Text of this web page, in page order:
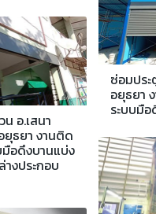
ซ่อมปร
อยุธยา
ระบบมือ
อ.เสนา
ยุธยา งานติด
มือดึงบานแบ่ง
งประกอบ